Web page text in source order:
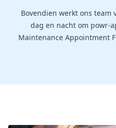
Bovendien werkt ons
dag en nacht om powr-
Maintenance Appointment